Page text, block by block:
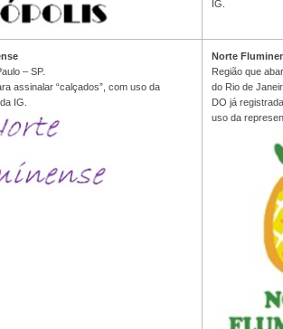
IG.
– SP.
assinalar “calçados”, com uso da
IG.
Norte
Região que
do Rio de
DO já
uso da